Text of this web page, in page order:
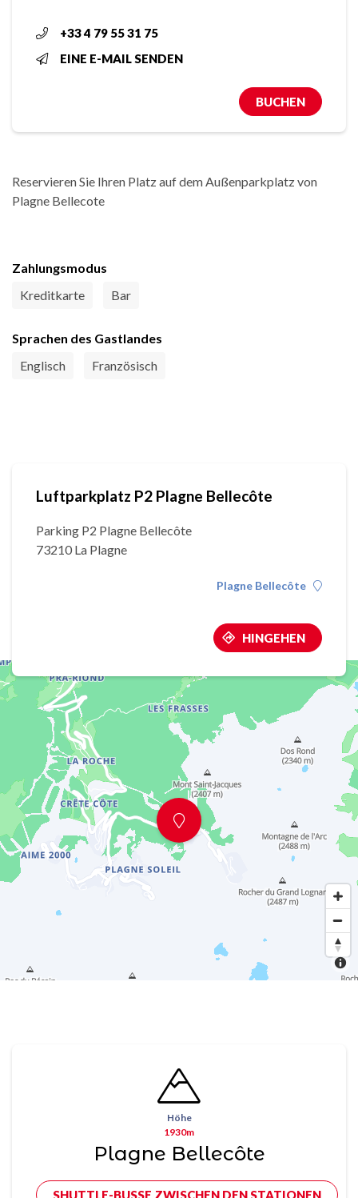
+33 4 79 55 31 75
EINE E-MAIL SENDEN
BUCHEN
Reservieren Sie Ihren Platz auf dem Außenparkplatz von
Plagne Bellecote
Zahlungsmodus
Kreditkarte
Bar
Sprachen des Gastlandes
Englisch
Französisch
Luftparkplatz P2 Plagne Bellecôte
Parking P2 Plagne Bellecôte
73210 La Plagne
Plagne Bellecôte
HINGEHEN
Höhe
1930m
Plagne Bellecôte
SHUTTLE-BUSSE ZWISCHEN DEN STATIONEN